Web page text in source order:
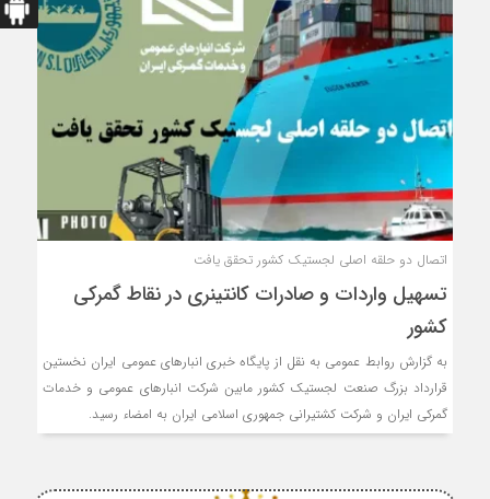
اتصال دو حلقه اصلی لجستیک کشور تحقق یافت
تسهیل واردات و صادرات کانتینری در نقاط گمرکی
کشور
به گزارش روابط عمومی به نقل از پایگاه خبری انبارهای عمومی ایران نخستین
قرارداد بزرگ صنعت لجستیک کشور مابین شرکت انبارهای عمومی و خدمات
گمرکی ایران و شرکت کشتیرانی جمهوری اسلامی ایران به امضاء رسید.